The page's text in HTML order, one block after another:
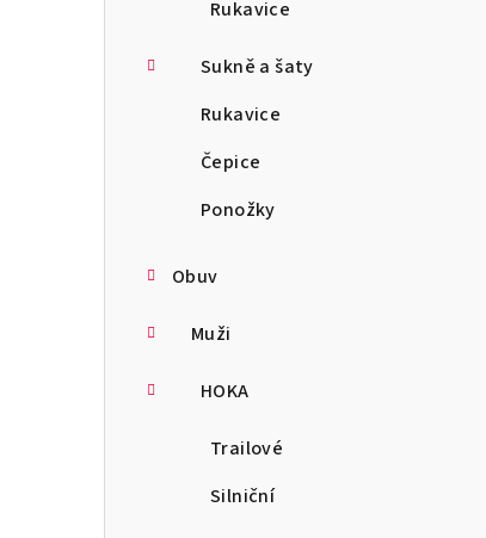
Rukavice
Sukně a šaty
Rukavice
Čepice
Ponožky
Obuv
Muži
HOKA
Trailové
Silniční